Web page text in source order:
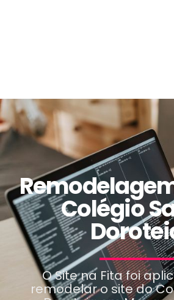
Colégio
O Site na Fita foi
remodelar o site do